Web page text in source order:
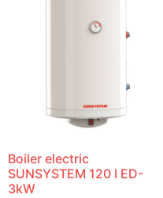
Boiler electric
SUNSYSTEM 120 l ED-
3kW